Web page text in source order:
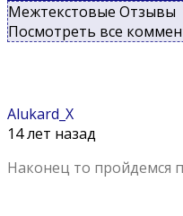
Межтекстовые Отзывы
Посмотреть все
Alukard_X
14 лет назад
Наконец то пройдемся